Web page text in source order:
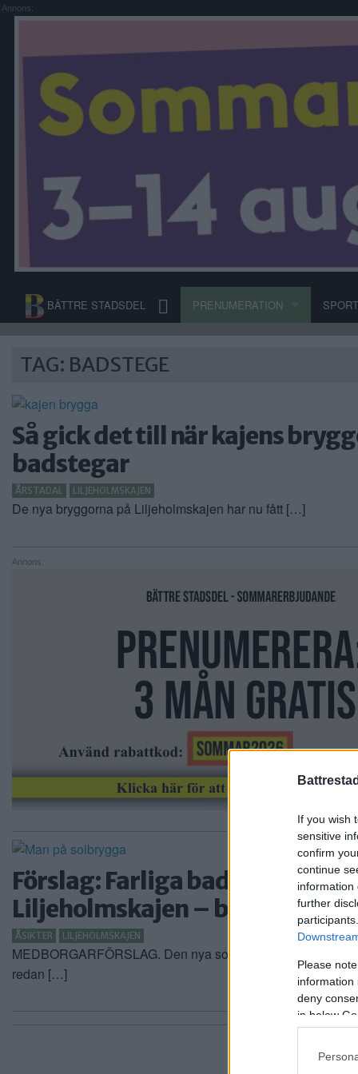
If you wish
sensitive
confirm
continue
information
further
Please
information
deny
in below
Annons:
BÄTTRE STADSDEL PRENUMERATION SPORT
TAG: BADSTEGE
Så gick det till när kajens
badstegar
ÅRSTADAL LILJEHOLMSKAJEN
De nya bryggorna på Liljeholmskajen har nu fått […]
Annons:
Förslag: Farliga badstegar på
Liljeholmskajen – byt ut dem
ÅSIKTER LILJEHOLMSKAJEN
MEDBORGARFÖRSLAG. Den nya solbryggan på
redan […]